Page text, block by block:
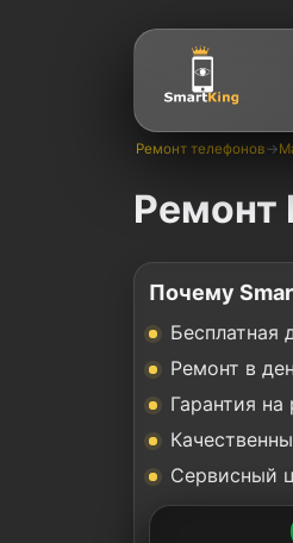
Ремонт телефонов→
Ремонт
Почему
Бесплатная
Ремонт в
Гарантия на
Сервисный